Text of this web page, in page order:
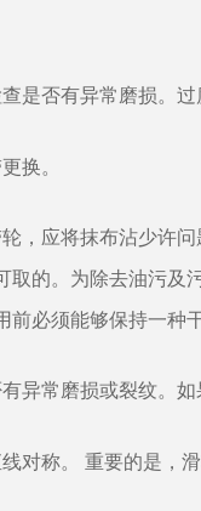
是否有异常磨损。过
换。
，应将抹布沾少许
取的。为除去油污及
前必须能够保持一种干
异常磨损或裂纹。如
对称。 重要的是，